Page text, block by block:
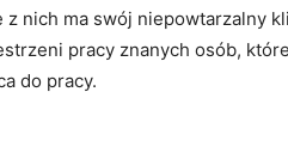
nich ⁣ma swój niepowtarzalny
‍pracy znanych osób,
do pracy.